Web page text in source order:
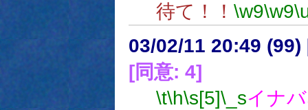
待て！！ \w9\w9
03/02/11 20:49 (99)
[同意: 4]
\t\h\s[5]\_sイナ